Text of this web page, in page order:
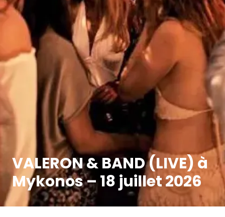
VALERON & BAND (LIVE) à
Mykonos – 18 juillet 2026